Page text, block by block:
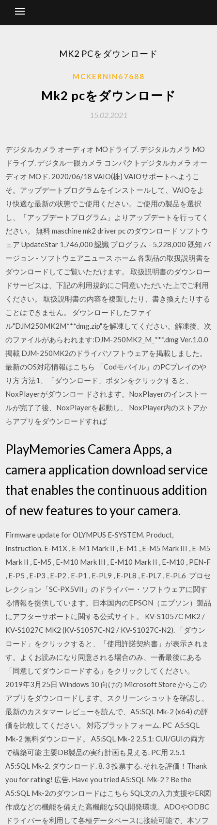
MK2 PCをダウンロード
MCKERNIN67688
Mk2 pcをダウンロード
15.02.2021
デジタルカメラ オーディオ MOドライブ. デジタルカメラ MO
ドライブ. デジタル一眼カメラ コンパクトデジタルカメラ オー
ディオ MOド. 2020/06/18 VAIO(株) VAIOサポートへようこ
そ。アップデートプログラムをインストールして、VAIOをよ
り快適な最新の状態でご使用ください。ご使用の製品を選択
し、「アップデートプログラム」よりアップデートを行ってく
ださい。 無料 maschine mk2 driver pc のダウンロード ソフトウ
ェア UpdateStar 1,746,000 認識 プログラム - 5,228,000 既知 バ
ージョン - ソフトウェアニュース ホーム 各製品の取扱説明書を
ダウンロードしてご覧いただけます。 取扱説明書のダウンロー
ドサービスは、下記の利用規約にご同意いただいた上でご利用
ください。 取扱説明書の内容を複製したり、書き換えたりする
ことはできません。 ダウンロードしたファイ
ル"DJM250MK2M***dmg.zip"を解凍してください。解凍後、次
のファイルがあらわれます:DJM-250MK2_M_***.dmg Ver.1.0.0
掲載 DJM-250MK2のドライバソフトウェアを掲載しました。
最新のOS対応情報はこちら 「Codモバイル」のPCプレイのや
り方 方法1、「ダウンロード」ボタンをクリックすると、
NoxPlayerがダウンロー ドされます。NoxPlayerのインストー
ルが完了了後、NoxPlayerを起動し、 NoxPlayer内のストアか
らアプリをダウンロードすれば
PlayMemories Camera Apps, a
camera application download service
that enables the continuous addition
of new features to your camera.
Firmware update for OLYMPUS E-SYSTEM. Product,
Instruction. E-M1X , E-M1 Mark II , E-M1 , E-M5 Mark III , E-M5
Mark II , E-M5 , E-M10 Mark III , E-M10 Mark II , E-M10 , PEN-F
, E-P5 , E-P3 , E-P2 , E-P1 , E-PL9 , E-PL8 , E-PL7 , E-PL6 プロセ
レクション「SC-PX5VII」のドライバー・ソフトウェアに関す
る情報を提供しています。日本国内のEPSON（エプソン）製品
にアフターサポートに関する公式サイト。 KV-S1057C MK2 /
KV-S1027C MK2 (KV-S1057C-N2 / KV-S1027C-N2). 「ダウン
ロード」をクリックすると、「使用許諾契約書」が表示されま
す。よくお読みになり同意される場合のみ、一番最後にある
「同意してダウンロードする」をクリックしてください。
2019年3月25日 Windows 10 向けの Microsoft Store からこの
アプリをダウンロードします。スクリーンショットを確認し、
最新のカスタマー レビューを読んで、A5:SQL Mk-2 (x64) の評
価を比較してください。 対応プラットフォーム. PC A5:SQL
Mk-2 無料ダウンロード。 A5:SQL Mk-2 2.5.1: CUI/GUIの両方
で構築可能 主要DB製品の実行計画も見える. PC用 2.5.1
A5:SQL Mk-2. ダウンロード. 8. 3 投票する. それを評価！Thank
you for rating! 広告. Have you tried A5:SQL Mk-2 ? Be the
A5:SQL Mk-2のダウンロードはこちら SQL文の入力支援やER図
作成などの機能を備えた高機能なSQL開発環境。ADOやODBC
ドライバーを利用して各種データベースに接続可能で、本ソフ